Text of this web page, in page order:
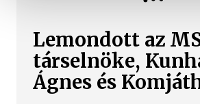
Lemondott az
társelnöke,
Ágnes és